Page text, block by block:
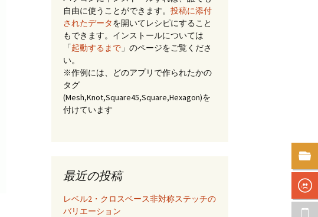
自由に使うことができます。 投稿に添付
されたデータを開いてレシピにすること
もできます。インストールについては
「起動するまで 」のページをご覧くださ
い。
※作例には、どのアプリで作られたかの
タグ
(Mesh,Knot,Square45,Square,Hexagon)を
付けています
最近の投稿
レベル2・クロスベース非対称ステッチの
バリエーション